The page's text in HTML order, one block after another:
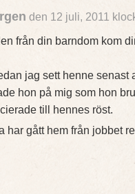
den 12 juli, 2011
från din barndom kom
jag sett henne senast
hon på mig som hon
till hennes röst.
har gått hem från jobbet